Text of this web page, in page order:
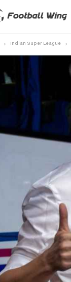
Indian Super League